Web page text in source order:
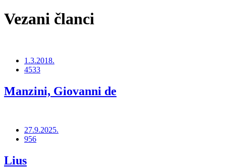
Vezani članci
1.3.2018.
4533
Manzini, Giovanni de
27.9.2025.
956
Lius